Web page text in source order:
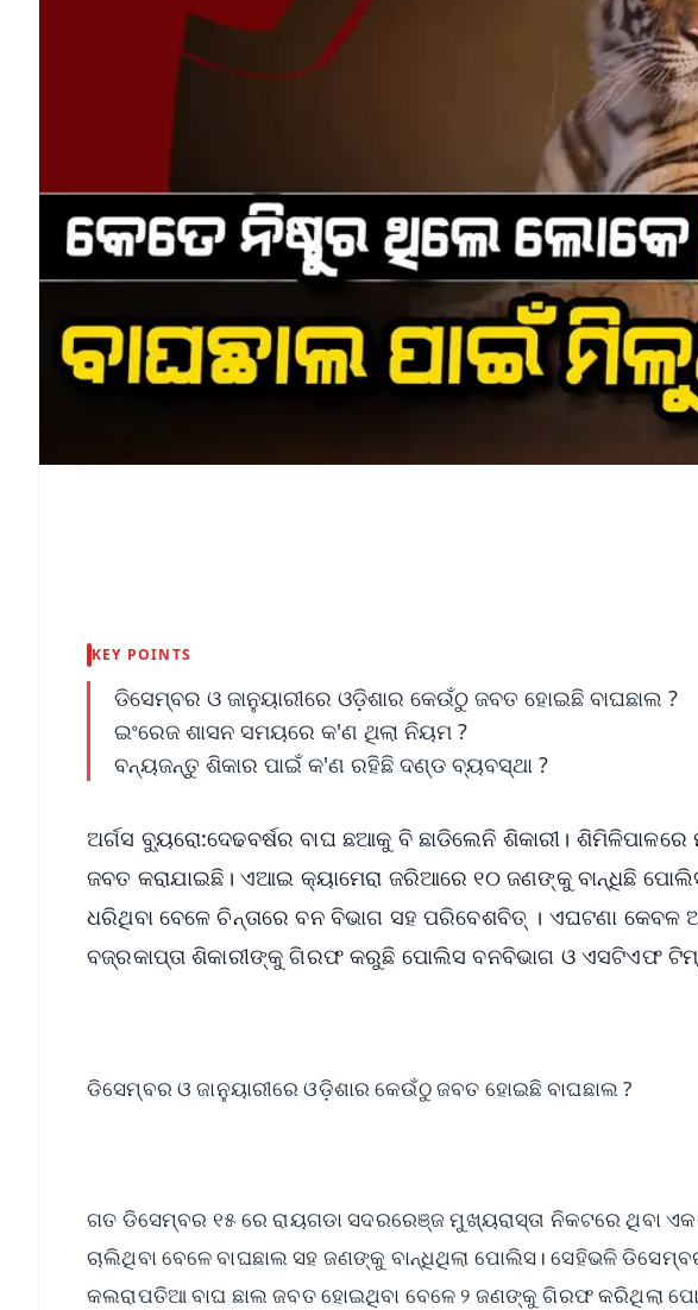
KEY POINTS
ଡିସେମ୍ବର ଓ ଜାନୁୟାରୀରେ ଓଡ଼ିଶାର କେଉଁଠୁ ଜବତ ହୋଇଛି ବାଘଛାଲ ?
ଇଂରେଜ ଶାସନ ସମୟରେ କ'ଣ ଥିଲା ନିୟମ ?
ବନ୍ୟଜନ୍ତୁ ଶିକାର ପାଇଁ କ'ଣ ରହିଛି ଦଣ୍ଡ ବ୍ୟବସ୍ଥା ?
ଅର୍ଗସ ବ୍ୟୁରୋ:ଦେଢବର୍ଷର ବାଘ ଛଆକୁ ବି ଛାଡିଲେନି ଶିକାରୀ।
ଜବତ କରାଯାଇଛି। ଏଆଇ କ୍ୟାମେରା ଜରିଆରେ ୧୦ ଜଣଙ୍କୁ ବାନ୍ଧିଛି
ଧରିଥିବା ବେଳେ ଚିନ୍ତାରେ ବନ ବିଭାଗ ସହ ପରିବେଶବିତ୍ । ଏଘଟଣା କେବଳ
ବଜ୍ରକାପ୍ତା ଶିକାରୀଙ୍କୁ ଗିରଫ କରୁଛି ପୋଲିସ ବନବିଭାଗ ଓ ଏସଟିଏଫ
ଡିସେମ୍ବର ଓ ଜାନୁୟାରୀରେ ଓଡ଼ିଶାର କେଉଁଠୁ ଜବତ ହୋଇଛି ବାଘଛାଲ ?
ଗତ ଡିସେମ୍ବର ୧୫ ରେ ରାୟଗଡା ସଦରରେଞ୍ଜ ମୁଖ୍ୟରାସ୍ତା ନିକଟରେ ଥିବା
ଚାଲିଥିବା ବେଳେ ବାଘଛାଲ ସହ ଜଣଙ୍କୁ ବାନ୍ଧିଥିଲା ପୋଲିସ। ସେହିଭଳି
କଲରାପତିଆ ବାଘ ଛାଲ ଜବତ ହୋଇଥିବା ବେଳେ ୨ ଜଣଙ୍କୁ ଗିରଫ କରିଥିଲା